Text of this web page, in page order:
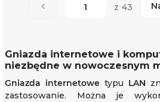
z 43
Gniazda internetowe i
niezbędne w nowoczesnym
Gniazda internetowe typu LAN
zastosowanie. Można je